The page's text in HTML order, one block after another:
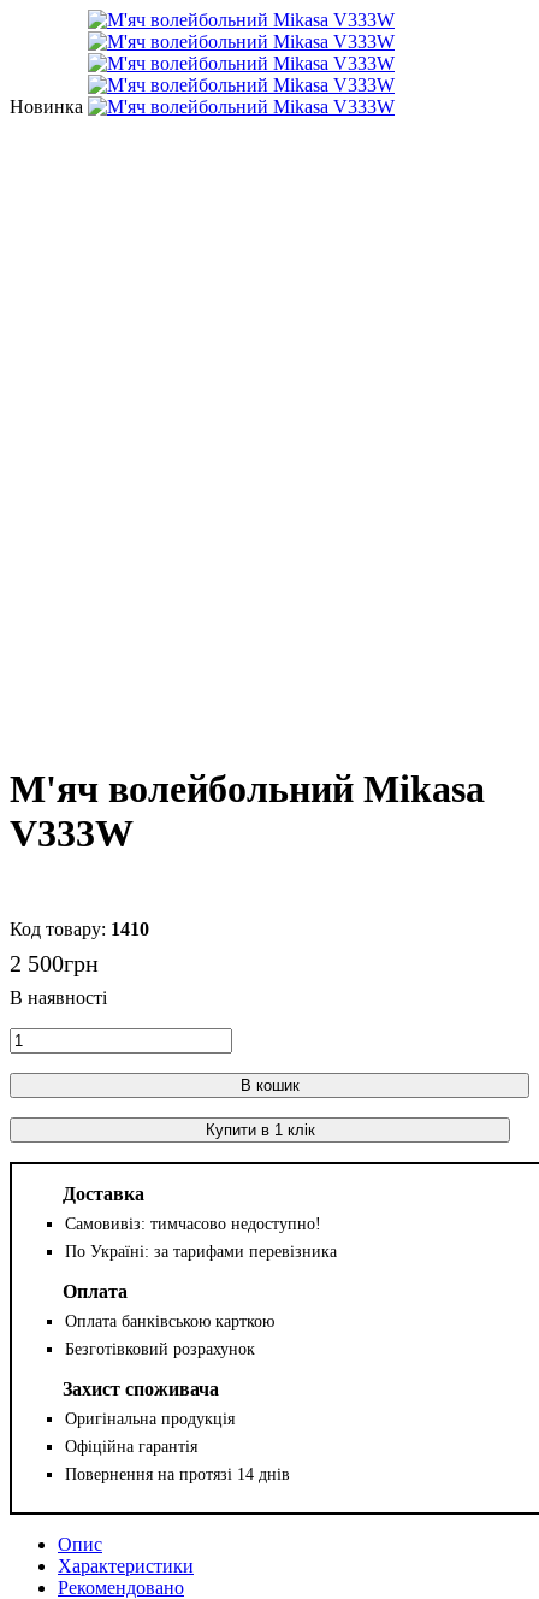
Новинка
М'яч волейбольний Mikasa
V333W
1410
2 500грн
В кошик
Купити в 1 клік
Доставка
Самовивіз: тимчасово недоступно!
По Україні: за тарифами перевізника
Оплата
Оплата банківською карткою
Безготівковий розрахунок
Захист споживача
Оригінальна продукція
Офіційна гарантія
Повернення на протязі 14 днів
Опис
Характеристики
Рекомендовано